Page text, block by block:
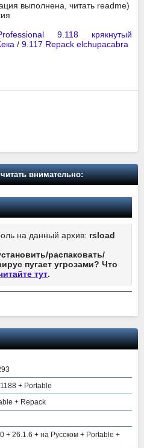
выполнена, читать readme)
9.118 крякнутый
/ 9.117 Repack elchupacabra
внимательно:
на данный архив: rsload
распаковать/
пугает угрозами? Что
тут.
+ Portable
+ Repack
+ 26.1.6 + на Русском + Portable +